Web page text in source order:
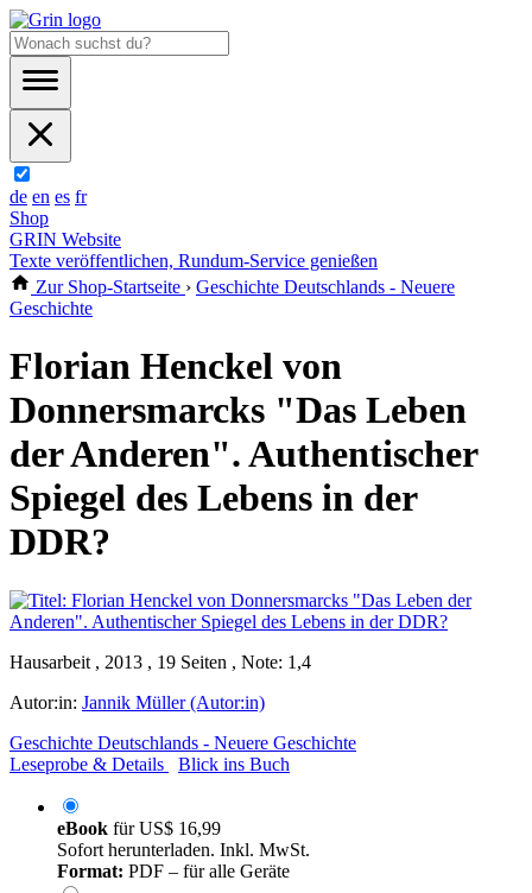
de en es fr
Shop
GRIN Website
Texte veröffentlichen, Rundum-Service genießen
Zur Shop-Startseite › Geschichte Deutschlands - Neuere
Geschichte
Florian Henckel von
Donnersmarcks "Das Leben
der Anderen". Authentischer
Spiegel des Lebens in der
DDR?
Hausarbeit , 2013 , 19 Seiten , Note: 1,4
Autor:in: Jannik Müller (Autor:in)
Geschichte Deutschlands - Neuere Geschichte
Leseprobe & Details
Blick ins Buch
eBook fürUS$ 16,99
Sofort herunterladen. Inkl. MwSt.
Format: PDF – für alle Geräte